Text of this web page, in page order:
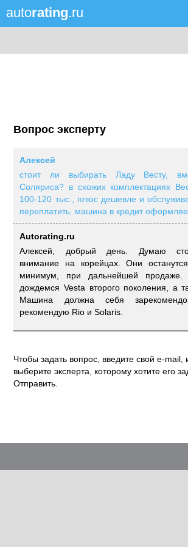
autorating.ru
Вопрос эксперту
Алексей
стоит ли выбирать Ладу Весту,
Соляриса? в схожих комплектациях
100-120 тыс., плюс дешевле и
переплатить. машина в кредит
Autorating.ru
Алексей, добрый день. Думаю
внимание на корейцах. Они
минимум, при дальнейшей
дождемся Vesta второго поколения, а
Машина должна себя
рекомендую Rio и Solaris.
Чтобы задать вопрос, введите свой e-mail,
выберите эксперта, которому хотите его
Отправить.